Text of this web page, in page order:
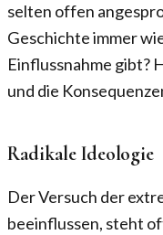
selten offen
Geschichte immer
Einflussnahme gibt?
und die
Radikale Ideologie
Der Versuch der
beeinflussen, steht